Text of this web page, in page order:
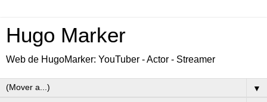
Hugo Marker
Web de HugoMarker: YouTuber - Actor - Streamer
▼